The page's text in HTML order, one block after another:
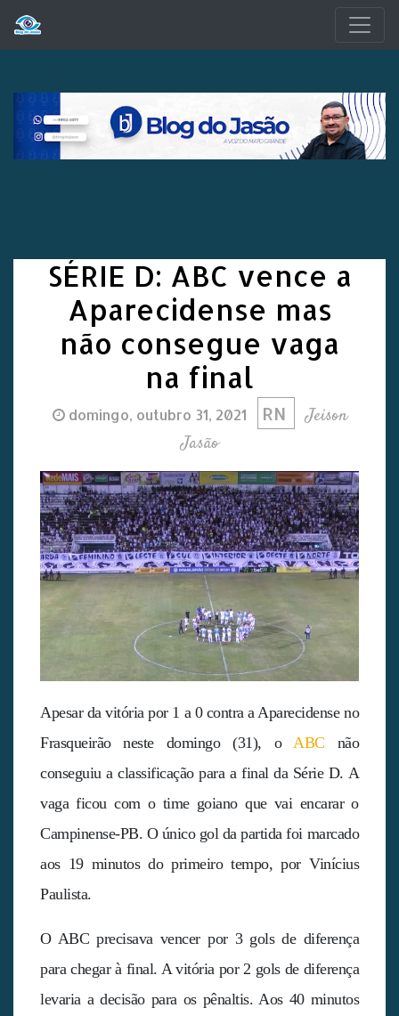
SÉRIE D: ABC vence a
Aparecidense mas
não consegue vaga
na final
domingo, outubro 31, 2021 RN
Jeison
Jasão
Apesar da vitória por 1 a 0 contra a Aparecidense no
Frasqueirão neste domingo (31), o ABC não
conseguiu a classificação para a final da Série D. A
vaga ficou com o time goiano que vai encarar o
Campinense-PB. O único gol da partida foi marcado
aos 19 minutos do primeiro tempo, por Vinícius
Paulista.
O ABC precisava vencer por 3 gols de diferença
para chegar à final. A vitória por 2 gols de diferença
levaria a decisão para os pênaltis. Aos 40 minutos